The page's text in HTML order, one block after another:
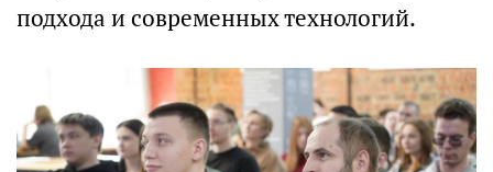
подхода и современных технологий.